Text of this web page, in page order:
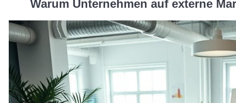
Warum Unternehmen auf externe